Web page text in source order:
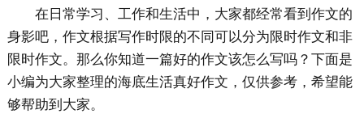
在日常学习、工作和生活中，大家都经常看到作文的
身影吧，作文根据写作时限的不同可以分为限时作文和非
限时作文。那么你知道一篇好的作文该怎么写吗？下面是
小编为大家整理的海底生活真好作文，仅供参考，希望能
够帮助到大家。